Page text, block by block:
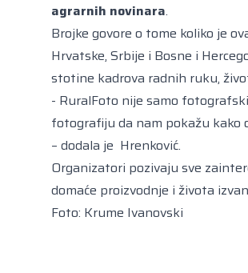
agrarnih novinara.
Brojke govore o tome koliko je
Hrvatske, Srbije i Bosne i
stotine kadrova radnih ruku,
- RuralFoto nije samo
fotografiju da nam pokažu kako
– dodala je Hrenković.
Organizatori pozivaju sve
domaće proizvodnje i života
Foto: Krume Ivanovski